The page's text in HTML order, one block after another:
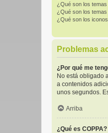
¿Qué son los temas
¿Qué son los
¿Qué son los
Problemas
¿Por qué me
No está obligado
a contenidos
unos segundos.
Arriba
¿Qué es